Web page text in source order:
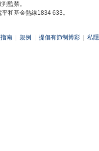
監禁。
和基金熱線1834 633。
南 規例 提倡有節制博彩 私